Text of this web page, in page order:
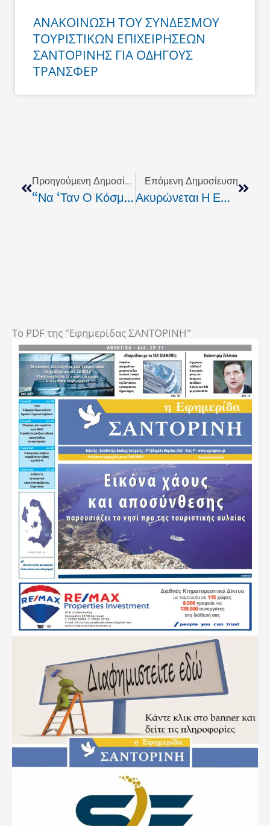
ΑΝΑΚΟΙΝΩΣΗ ΤΟΥ ΣΥΝΔΕΣΜΟΥ
ΤΟΥΡΙΣΤΙΚΩΝ ΕΠΙΧΕΙΡΗΣΕΩΝ
ΣΑΝΤΟΡΙΝΗΣ ΓΙΑ ΟΔΗΓΟΥΣ
ΤΡΑΝΣΦΕΡ
Προηγούμενη Δημοσίευση
“Να ‘ταν Ο Κόσμος Ζωγραφιά” – Παρουσίαση Μουσικού Άλμπουμ Του Χρήστου Φύτρου (Ανέντακτος & Friends Band) Στον Πύργο
Επόμενη Δημοσίευση
Ακυρώνεται Η Επίσκεψη Μητσοτάκη Στη ΔΕΘ
To PDF της "Εφημερίδας ΣΑΝΤΟΡΙΝΗ"